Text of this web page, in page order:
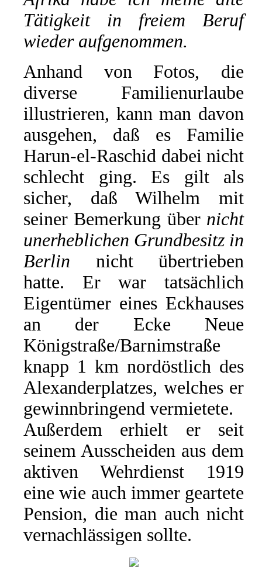
Tätigkeit in freiem Beruf
wieder aufgenommen.
Anhand von Fotos, die
diverse Familienurlaube
illustrieren, kann man davon
ausgehen, daß es Familie
Harun-el-Raschid dabei nicht
schlecht ging. Es gilt als
sicher, daß Wilhelm mit
seiner Bemerkung über nicht
unerheblichen Grundbesitz in
Berlin nicht übertrieben
hatte. Er war tatsächlich
Eigentümer eines Eckhauses
an der Ecke Neue
Königstraße/Barnimstraße
knapp 1 km nordöstlich des
Alexanderplatzes, welches er
gewinnbringend vermietete.
Außerdem erhielt er seit
seinem Ausscheiden aus dem
aktiven Wehrdienst 1919
eine wie auch immer geartete
Pension, die man auch nicht
vernachlässigen sollte.